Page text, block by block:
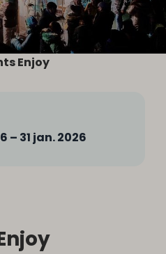
Enjoy
– 31 jan. 2026